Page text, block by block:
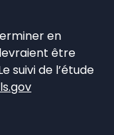
en
être
suivi de l’étude